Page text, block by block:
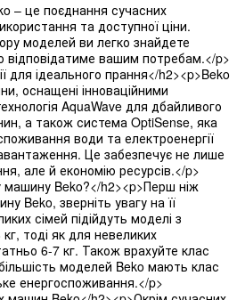
– це поєднання сучасних
та доступної ціни.
моделей ви легко знайдете
відповідатиме вашим потребам.</p>
для ідеального прання</h2><p>Beko
оснащені інноваційними
AquaWave для дбайливого
а також система OptiSense, яка
води та електроенергії
Це забезпечує не лише
але й економію ресурсів.</p>
машину Beko?</h2><p>Перш ніж
Beko, зверніть увагу на її
сімей підійдуть моделі з
тоді як для невеликих
6-7 кг. Також врахуйте клас
моделей Beko мають клас
енергоспоживання.</p>